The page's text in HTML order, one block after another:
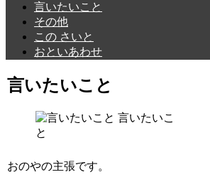
言いたいこと
その他
この さいと
おといあわせ
言いたいこと
言いたいこ
と
おのやの主張です。